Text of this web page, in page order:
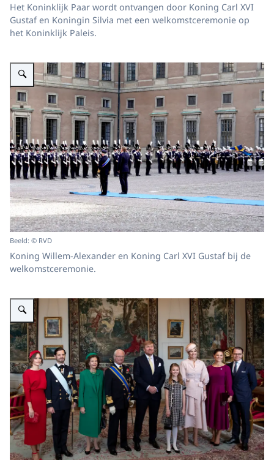
Het Koninklijk Paar wordt ontvangen door Koning Carl XVI
Gustaf en Koningin Silvia met een welkomstceremonie op
het Koninklijk Paleis.
Vergroot afbeelding Koning Willem-Alexander en Koning Carl XVI Gustaf
Beeld: © RVD
Koning Willem-Alexander en Koning Carl XVI Gustaf bij de
welkomstceremonie.
Vergroot afbeelding Koning Willem-Alexander en Koningin Máxima met